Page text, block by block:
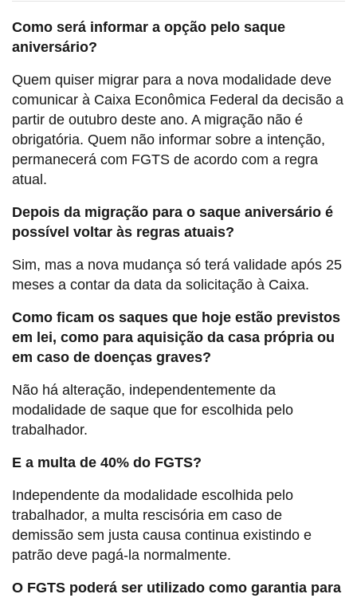
Como será informar a opção pelo saque
aniversário?
Quem quiser migrar para a nova modalidade deve
comunicar à Caixa Econômica Federal da decisão a
partir de outubro deste ano. A migração não é
obrigatória. Quem não informar sobre a intenção,
permanecerá com FGTS de acordo com a regra
atual.
Depois da migração para o saque aniversário é
possível voltar às regras atuais?
Sim, mas a nova mudança só terá validade após 25
meses a contar da data da solicitação à Caixa.
Como ficam os saques que hoje estão previstos
em lei, como para aquisição da casa própria ou
em caso de doenças graves?
Não há alteração, independentemente da
modalidade de saque que for escolhida pelo
trabalhador.
E a multa de 40% do FGTS?
Independente da modalidade escolhida pelo
trabalhador, a multa rescisória em caso de
demissão sem justa causa continua existindo e
patrão deve pagá-la normalmente.
O FGTS poderá ser utilizado como garantia para